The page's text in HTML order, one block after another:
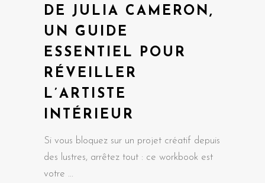
DE JULIA CAMERON,
UN GUIDE
ESSENTIEL POUR
RÉVEILLER
L’ARTISTE
INTÉRIEUR
Si vous bloquez sur un projet créatif depuis
des lustres, arrêtez tout : ce workbook est
votre